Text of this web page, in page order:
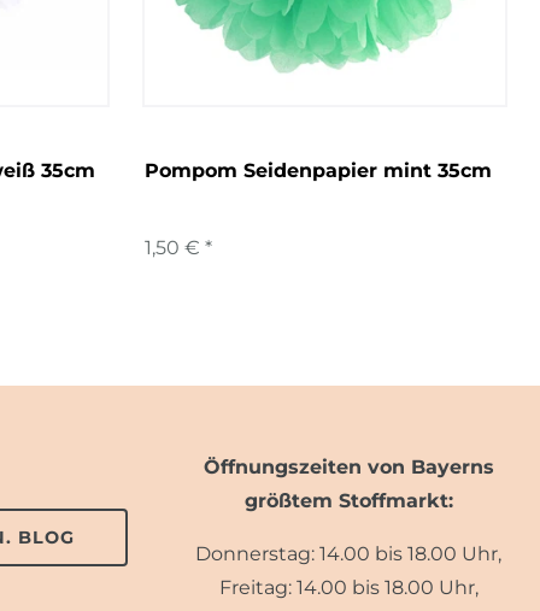
35cm Pompom Seidenpapier mint 35cm
1,50 € *
BLOG
Öffnungszeiten von Bayerns
größtem Stoffmarkt:
Donnerstag: 14.00 bis 18.00 Uhr,
Freitag: 14.00 bis 18.00 Uhr,